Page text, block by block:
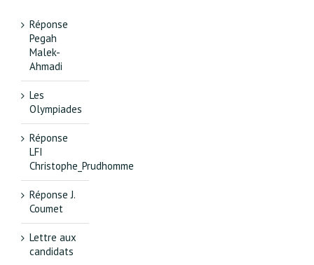
Réponse
Pegah
Malek-
Ahmadi
Les
Olympiades
Réponse
LFI
Christophe_Prudhomme
Réponse J.
Coumet
Lettre aux
candidats